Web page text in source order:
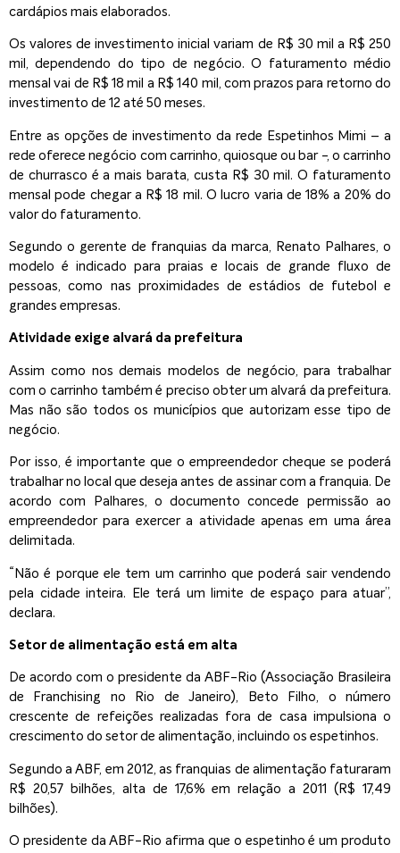
cardápios mais elaborados.
Os valores de investimento inicial variam de R$ 30 mil a R$ 250
mil, dependendo do tipo de negócio. O faturamento médio
mensal vai de R$ 18 mil a R$ 140 mil, com prazos para retorno do
investimento de 12 até 50 meses.
Entre as opções de investimento da rede Espetinhos Mimi – a
rede oferece negócio com carrinho, quiosque ou bar -, o carrinho
de churrasco é a mais barata, custa R$ 30 mil. O faturamento
mensal pode chegar a R$ 18 mil. O lucro varia de 18% a 20% do
valor do faturamento.
Segundo o gerente de franquias da marca, Renato Palhares, o
modelo é indicado para praias e locais de grande fluxo de
pessoas, como nas proximidades de estádios de futebol e
grandes empresas.
Atividade exige alvará da prefeitura
Assim como nos demais modelos de negócio, para trabalhar
com o carrinho também é preciso obter um alvará da prefeitura.
Mas não são todos os municípios que autorizam esse tipo de
negócio.
Por isso, é importante que o empreendedor cheque se poderá
trabalhar no local que deseja antes de assinar com a franquia. De
acordo com Palhares, o documento concede permissão ao
empreendedor para exercer a atividade apenas em uma área
delimitada.
“Não é porque ele tem um carrinho que poderá sair vendendo
pela cidade inteira. Ele terá um limite de espaço para atuar”,
declara.
Setor de alimentação está em alta
De acordo com o presidente da ABF-Rio (Associação Brasileira
de Franchising no Rio de Janeiro), Beto Filho, o número
crescente de refeições realizadas fora de casa impulsiona o
crescimento do setor de alimentação, incluindo os espetinhos.
Segundo a ABF, em 2012, as franquias de alimentação faturaram
R$ 20,57 bilhões, alta de 17,6% em relação a 2011 (R$ 17,49
bilhões).
O presidente da ABF-Rio afirma que o espetinho é um produto